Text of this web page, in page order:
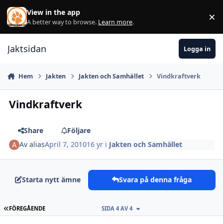
Hoppa till innehåll
View in the app
A better way to browse. Learn more. ×
Jaktsidan Logga in
Hem Jakten Jakten och Samhället Vindkraftverk
Vindkraftverk
Share
Följare
AvaliasApril 7, 201016 yr i Jakten och Samhället
Starta nytt ämne Svara på denna fråga
FÖRSTA SIDAN
FÖREGÅENDE SIDA 4 AV 4